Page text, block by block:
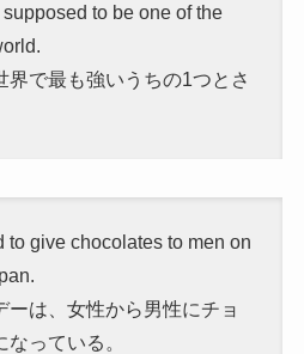
to be one of the
界で最も強いうちの1つとさ
to give chocolates to men on
ーは、女性から男性にチョ
っている。